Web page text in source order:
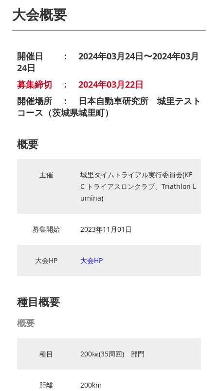
大会概要
開催日 ： 2024年03月24日〜2024年03月
24日
募集締切 ： 2024年03月22日
開催場所 ： 日本自動車研究所 城里テスト
コース（茨城県城里町）
概要
主催
城里タイムトライアル実行委員会(KF
C トライアスロンクラブ、Triathlon L
umina)
募集開始 2023年11月01日
大会HP 大会HP
種目概要
概要
種目 200㎞(35周回) 部門
距離 200km